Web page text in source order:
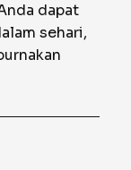
dapat
sehari,